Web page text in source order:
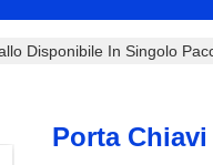
Disponibile In Singolo
Porta